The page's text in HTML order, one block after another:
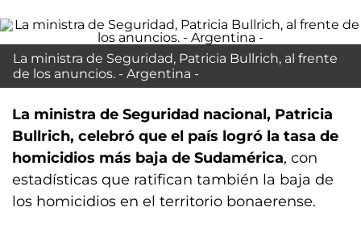
La ministra de Seguridad, Patricia Bullrich, al frente
de los anuncios. - Argentina -
La ministra de Seguridad nacional, Patricia
Bullrich, celebró que el país logró la tasa de
homicidios más baja de Sudamérica, con
estadísticas que ratifican también la baja de
los homicidios en el territorio bonaerense.